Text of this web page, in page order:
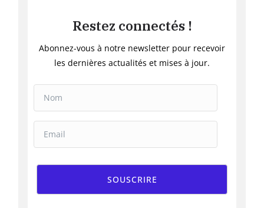
Restez connectés !
Abonnez-vous à notre newsletter pour recevoir
les dernières actualités et mises à jour.
SOUSCRIRE